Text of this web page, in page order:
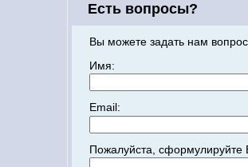
Есть вопросы?
Вы можете задать нам
Имя:
Email:
Пожалуйста,